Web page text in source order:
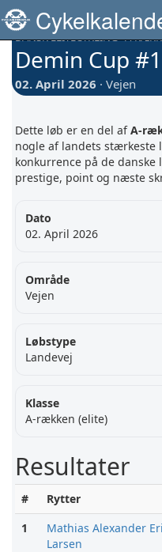
Danmark
DANSK ELITECYKLING · A-
Demin Cup
02. April 2026 · Vejen
Dette løb er en del afA-
nogle af landets stærkeste
konkurrence på de danske
prestige, point og næste
Dato
02. April 2026
Område
Vejen
Løbstype
Landevej
Klasse
A-rækken (elite)
Resultater
# Rytter
1
Mathias Alexander
Larsen